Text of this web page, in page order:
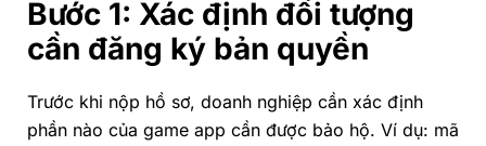
Bước 1: Xác định đối tượng
cần đăng ký bản quyền
Trước khi nộp hồ sơ, doanh nghiệp cần xác định
phần nào của game app cần được bảo hộ. Ví dụ: mã